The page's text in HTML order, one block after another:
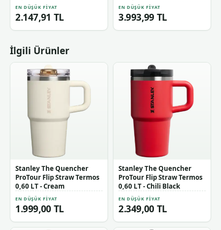
EN DÜŞÜK FIYAT
2.147,91 TL
EN DÜŞÜK FIYAT
3.993,99 TL
İlgili Ürünler
Stanley The Quencher
ProTour Flip Straw Termos
0,60 LT - Cream
EN DÜŞÜK FIYAT
1.999,00 TL
Stanley The Quencher
ProTour Flip Straw Termos
0,60 LT - Chili Black
EN DÜŞÜK FIYAT
2.349,00 TL